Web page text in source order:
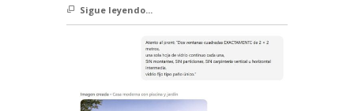
Sigue leyendo...